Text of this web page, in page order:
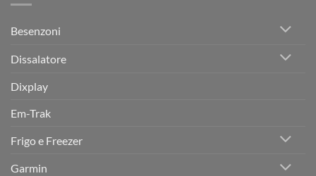
Trapani
–
Serse
e
il
di
Manovra
Besenzoni
Dissalatore
Dixplay
Em-Trak
Frigo e Freezer
Garmin